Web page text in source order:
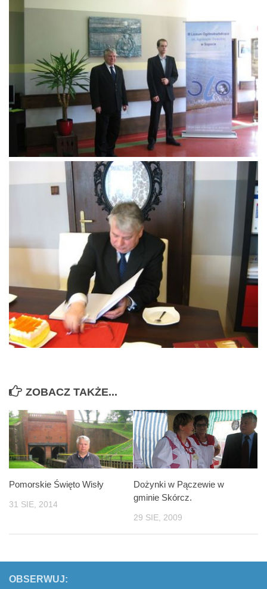
ZOBACZ TAKŻE...
Pomorskie Święto Wisły
31 SIE, 2014
Dożynki w Pączewie w
gminie Skórcz.
29 SIE, 2009
OBSERWUJ: